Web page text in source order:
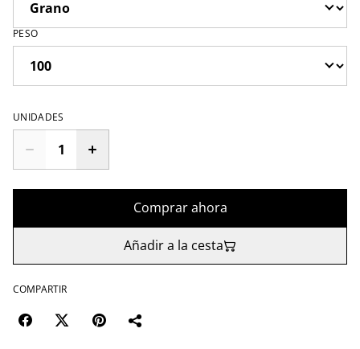
PESO
UNIDADES
Comprar ahora
Añadir a la cesta
COMPARTIR